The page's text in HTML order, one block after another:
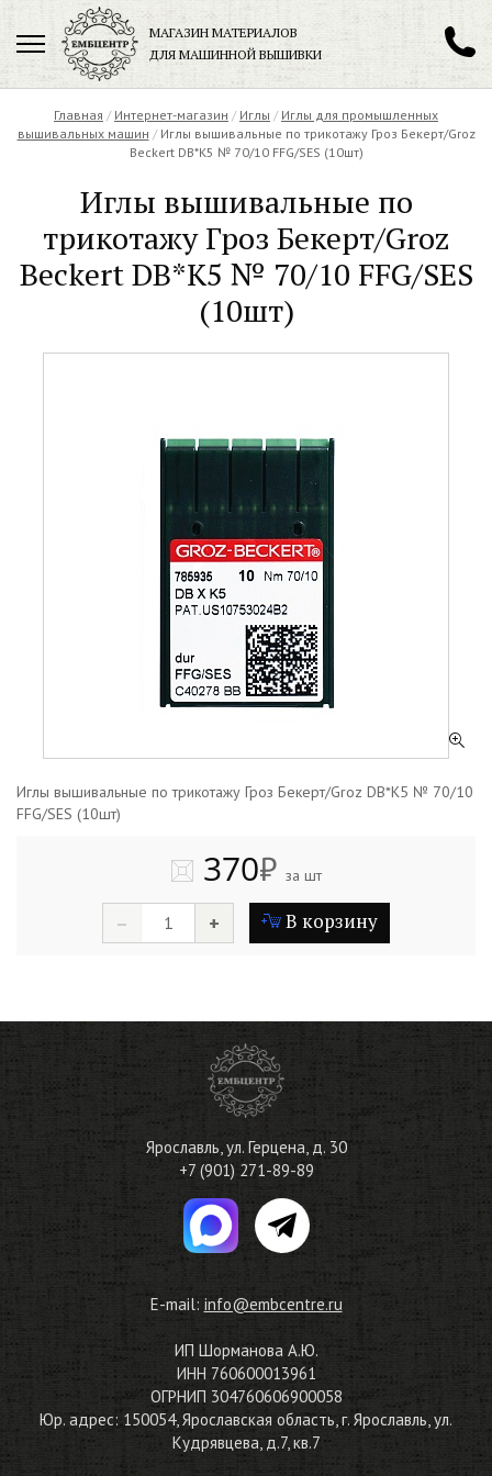
МАГАЗИН МАТЕРИАЛОВ
ДЛЯ МАШИННОЙ ВЫШИВКИ
+7 (901) 271-89-89
Заказать обратный звонок
Главная / Интернет-магазин / Иглы / Иглы для промышленных
вышивальных машин / Иглы вышивальные по трикотажу Гроз Бекерт/Groz
Beсkert DB*K5 № 70/10 FFG/SES (10шт)
Иглы вышивальные по
трикотажу Гроз Бекерт/Groz
Beсkert DB*K5 № 70/10 FFG/SES
(10шт)
Иглы вышивальные по трикотажу Гроз Бекерт/Groz DB*K5 № 70/10
FFG/SES (10шт)
370₽ за шт
– + В корзину
Ярославль,ул. Герцена, д. 30
+7 (901) 271-89-89
E-mail: info@embcentre.ru
ИП Шорманова А.Ю.
ИНН 760600013961
ОГРНИП 304760606900058
Юр. адрес: 150054, Ярославская область, г. Ярославль, ул.
Кудрявцева, д.7, кв.7